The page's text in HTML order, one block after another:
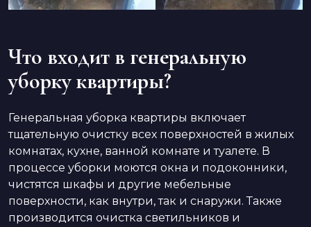
Что входит в генеральную
уборку квартиры?
Генеральная уборка квартиры включает
тщательную очистку всех поверхностей в жилых
комнатах, кухне, ванной комнате и туалете. В
процессе уборки моются окна и подоконники,
чистятся шкафы и другие мебельные
поверхности, как внутри, так и снаружи. Также
производится очистка светильников и